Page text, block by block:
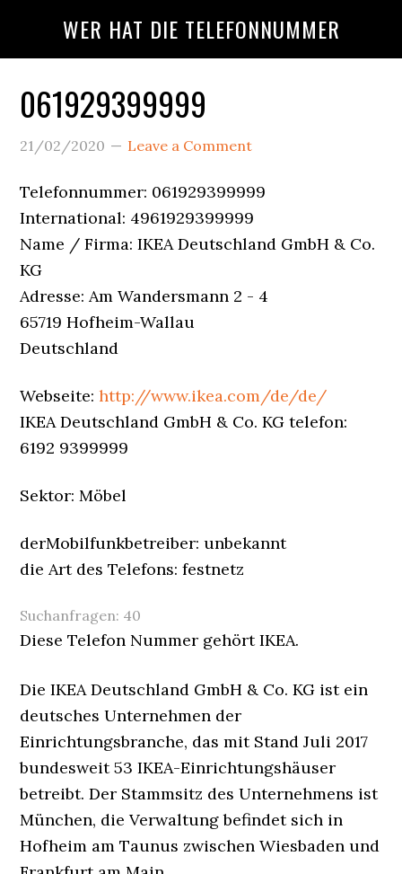
WER HAT DIE TELEFONNUMMER
Wer
An?
061929399999
21/02/2020 Leave a Comment
Telefonnummer: 061929399999
International: 4961929399999
Name / Firma: IKEA Deutschland GmbH & Co.
KG
Adresse: Am Wandersmann 2 - 4
65719 Hofheim-Wallau
Deutschland
Webseite:http://www.ikea.com/de/de/
IKEA Deutschland GmbH & Co. KG telefon:
6192 9399999
Sektor: Möbel
derMobilfunkbetreiber: unbekannt
die Art des Telefons: festnetz
Suchanfragen: 40
Diese Telefon Nummer gehört IKEA.
Die IKEA Deutschland GmbH & Co. KG ist ein
deutsches Unternehmen der
Einrichtungsbranche, das mit Stand Juli 2017
bundesweit 53 IKEA-Einrichtungshäuser
betreibt. Der Stammsitz des Unternehmens ist
München, die Verwaltung befindet sich in
Hofheim am Taunus zwischen Wiesbaden und